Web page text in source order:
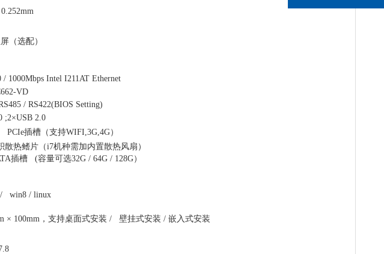
（选配）
1000Mbps Intel I211AT Ethernet
VD
/ RS422(BIOS Setting)
;2×USB 2.0
插槽（支持WIFI,3G,4G）
散热鳍片（i7机种需加内置散热风扇）
插槽 (容量可选32G / 64G / 128G）
/ win8 / linux
× 100mm，支持桌面式安装 / 壁挂式安装 / 嵌入式安装